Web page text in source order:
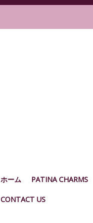
ホーム PATINA CHARMS
CONTACT US